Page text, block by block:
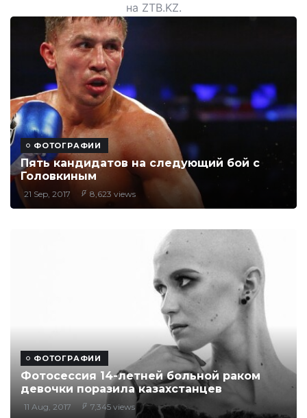
на ZTB.KZ.
ФОТОГРАФИИ
Пять кандидатов на следующий бой с
Головкиным
21 Sep, 2017 8,623 views
ФОТОГРАФИИ
Фотосессия 14-летней больной раком
девочки поразила казахстанцев
11 Aug, 2017 7,345 views